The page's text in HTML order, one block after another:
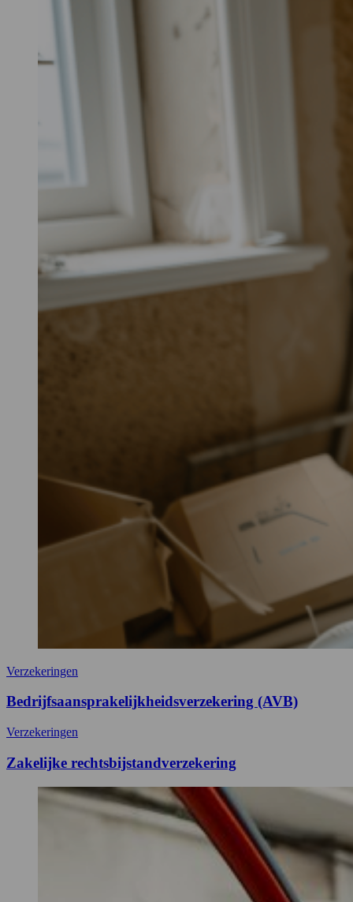
Verzekeringen
Bedrijfsaansprakelijkheidsverzekering (AVB)
Verzekeringen
Zakelijke rechtsbijstandverzekering